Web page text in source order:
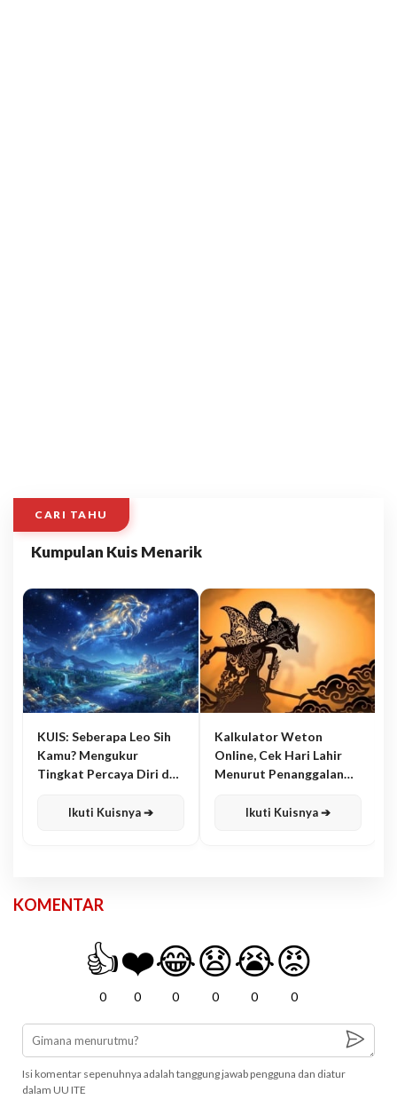
CARI TAHU
Kumpulan Kuis Menarik
KUIS: Seberapa Leo Sih
Kamu? Mengukur
Tingkat Percaya Diri dan
Ikuti Kuisnya ➔
Kalkulator Weton
Online, Cek Hari Lahir
Menurut Penanggalan
Ikuti Kuisnya ➔
KOMENTAR
👍
0
❤️
0
😂
0
😧
0
😭
0
😡
0
Isi komentar sepenuhnya adalah tanggung jawab pengguna dan diatur
dalam UU ITE